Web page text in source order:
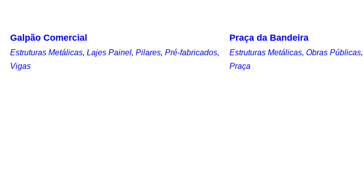
Galpão Comercial
Estruturas Metálicas, Lajes Painel, Pilares, Pré-fabricados,
Vigas
Praça da Bandeira
Estruturas Metálicas, Obras Públicas,
Praça